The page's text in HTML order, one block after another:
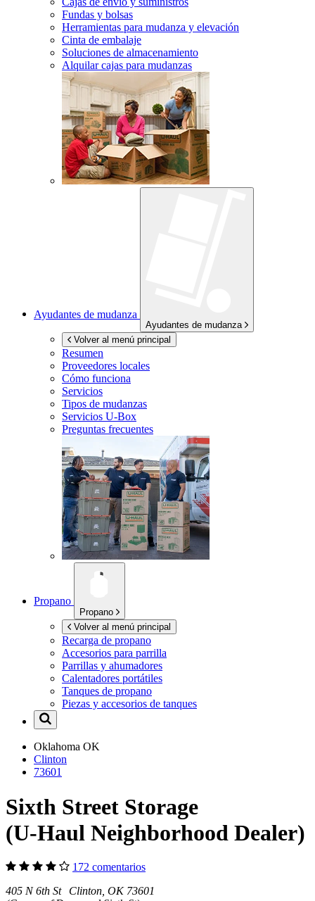
Fundas y bolsas
Herramientas para mudanza y elevación
Cinta de embalaje
Soluciones de almacenamiento
Alquilar cajas para mudanzas
Ayudantes de mudanza
Ayudantes de mudanza
Volver al menú principal
Resumen
Proveedores locales
Cómo funciona
Servicios
Tipos de mudanzas
Servicios U-Box
Preguntas frecuentes
Propano
Propano
Volver al menú principal
Recarga de propano
Accesorios para parrilla
Parrillas y ahumadores
Calentadores portátiles
Tanques de propano
Piezas y accesorios de tanques
Oklahoma OK
Clinton
73601
Sixth Street Storage
(U-Haul Neighborhood Dealer)
172 comentarios
405 N 6th St Clinton, OK 73601